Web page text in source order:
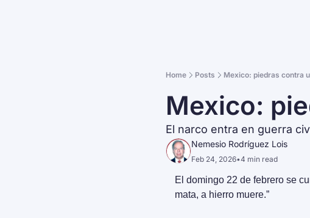
Home Posts Mexico: piedras contra
Mexico:
El narco entra en guerra
Nemesio Rodríguez Lois
Feb 24, 2026•4 min read
El domingo 22 de febrero se
mata, a hierro muere.”